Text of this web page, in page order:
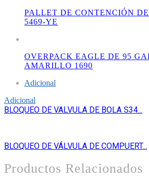
PALLET DE CONTENCIÓN
5469-YE
OVERPACK EAGLE DE 95
AMARILLO 1690
Adicional
Adicional
BLOQUEO DE VALVULA DE BOLA S34...
BLOQUEO DE VÁLVULA DE COMPUERT...
Productos Relacionados